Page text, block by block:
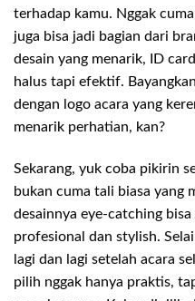
terhadap kamu. Nggak
juga bisa jadi bagian dari
desain yang menarik, ID
halus tapi efektif.
dengan logo acara yang
menarik perhatian, kan?
Sekarang, yuk coba pikirin
bukan cuma tali biasa yang
desainnya eye-catching
profesional dan stylish.
lagi dan lagi setelah acara
pilih nggak hanya praktis,